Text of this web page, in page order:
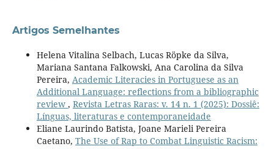
Artigos Semelhantes
Helena Vitalina Selbach, Lucas Röpke da Silva,
Mariana Santana Falkowski, Ana Carolina da Silva
Pereira, Academic Literacies in Portuguese as an
Additional Language: reflections from a bibliographic
review , Revista Letras Raras: v. 14 n. 1 (2025): Dossiê:
Línguas, literaturas e contemporaneidade
Eliane Laurindo Batista, Joane Marieli Pereira
Caetano, The Use of Rap to Combat Linguistic Racism: